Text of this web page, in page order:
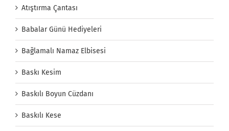
Atıştırma Çantası
Babalar Günü Hediyeleri
Bağlamalı Namaz Elbisesi
Baskı Kesim
Baskılı Boyun Cüzdanı
Baskılı Kese